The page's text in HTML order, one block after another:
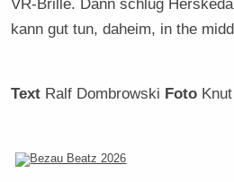
VR-Brille. Dann schlug
kann gut tun, daheim, in the
Text Ralf Dombrowski Foto